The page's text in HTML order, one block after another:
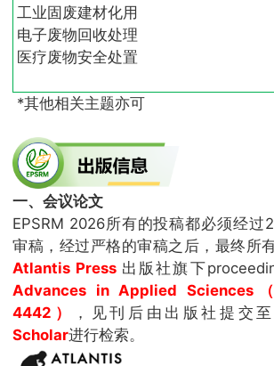
工业固废建材化用
电子废物回收处理
医疗废物安全处置
*其他相关主题亦可
一、会议论文
EPSRM 2026所有的投稿都必须经过
审稿，经过严格的审稿之后，最终所
Atlantis Press 出版社旗下
Advances in Applied Sciences
4442）
，见刊后由出版社提交至
Scholar进行检索。